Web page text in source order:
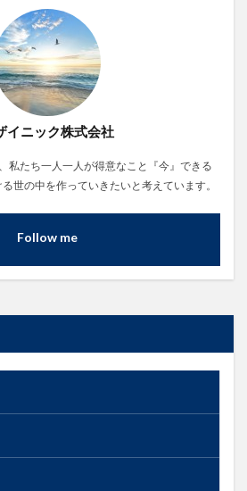
イニック株式会社
私たち一人一人が得意なこと『今』できる
世の中を作っていきたいと考えています。
Follow me